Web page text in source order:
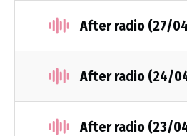
After radio (27/
After radio (24/
After radio (23/